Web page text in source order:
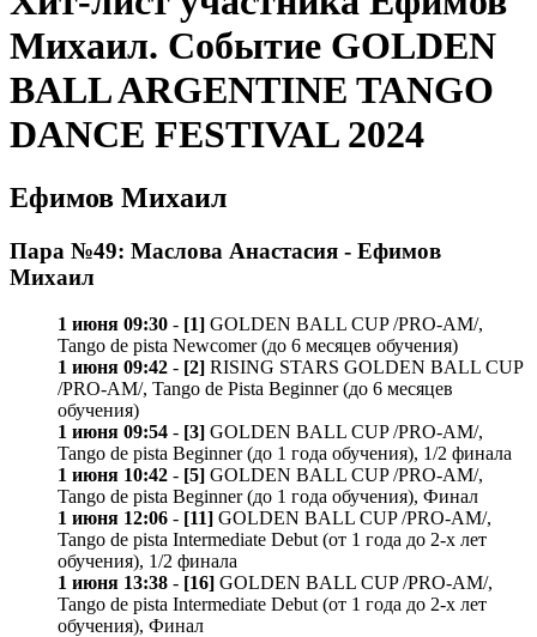
Михаил. Событие GOLDEN
BALL ARGENTINE TANGO
DANCE FESTIVAL 2024
Ефимов Михаил
Пара №49: Маслова Анастасия - Ефимов
Михаил
1 июня 09:30 - [1] GOLDEN BALL CUP /PRO-AM/,
Tango de pista Newcomer (до 6 месяцев обучения)
1 июня 09:42 - [2] RISING STARS GOLDEN BALL CUP
/PRO-AM/, Tango de Pista Beginner (до 6 месяцев
обучения)
1 июня 09:54 - [3] GOLDEN BALL CUP /PRO-AM/,
Tango de pista Beginner (до 1 года обучения), 1/2 финала
1 июня 10:42 - [5] GOLDEN BALL CUP /PRO-AM/,
Tango de pista Beginner (до 1 года обучения), Финал
1 июня 12:06 - [11] GOLDEN BALL CUP /PRO-AM/,
Tango de pista Intermediate Debut (от 1 года до 2-х лет
обучения), 1/2 финала
1 июня 13:38 - [16] GOLDEN BALL CUP /PRO-AM/,
Tango de pista Intermediate Debut (от 1 года до 2-х лет
обучения), Финал